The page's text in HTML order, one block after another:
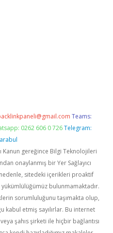
Teams:
0262 606 0 726 Telegram:
Kanun gereğince Bilgi Teknolojileri
onaylanmış bir Yer Sağlayıcı
sitedeki içerikleri proaktif
bulunmamaktadır.
sorumluluğunu taşımakta olup,
kabul etmiş sayılırlar. Bu internet
şahıs şirketi ile hiçbir bağlantısı